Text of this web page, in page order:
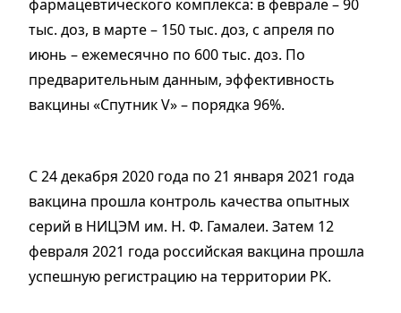
фармацевтического комплекса: в феврале – 90
тыс. доз, в марте – 150 тыс. доз, с апреля по
июнь – ежемесячно по 600 тыс. доз. По
предварительным данным, эффективность
вакцины «Спутник V» – порядка 96%.
С 24 декабря 2020 года по 21 января 2021 года
вакцина прошла контроль качества опытных
серий в НИЦЭМ им. Н. Ф. Гамалеи. Затем 12
февраля 2021 года российская вакцина прошла
успешную регистрацию на территории РК.